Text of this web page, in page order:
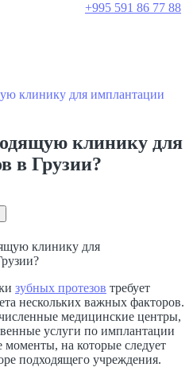
+995 591 86 77 88
клинику для имплантации
клинику для
в Грузии?
зубных протезов требует
нескольких важных факторов.
медицинские центры,
услуги по имплантации
на которые следует
подходящего учреждения.